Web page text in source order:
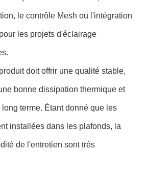
le contrôle Mesh ou l'intégration
les projets d'éclairage
doit offrir une qualité stable,
bonne dissipation thermique et
terme. Étant donné que les
installées dans les plafonds, la
de l'entretien sont très